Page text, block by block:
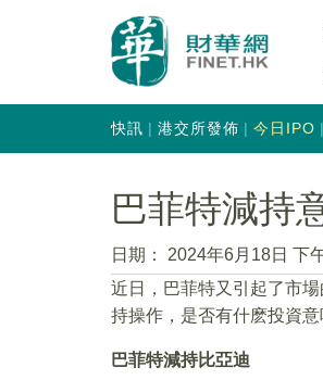
快訊 港交所發佈 今日IPO
巴菲特減持
日期：
2024年6月18日 下
近日，巴菲特又引起了市
持操作，是否有什麽投資意
巴菲特減持比亞迪